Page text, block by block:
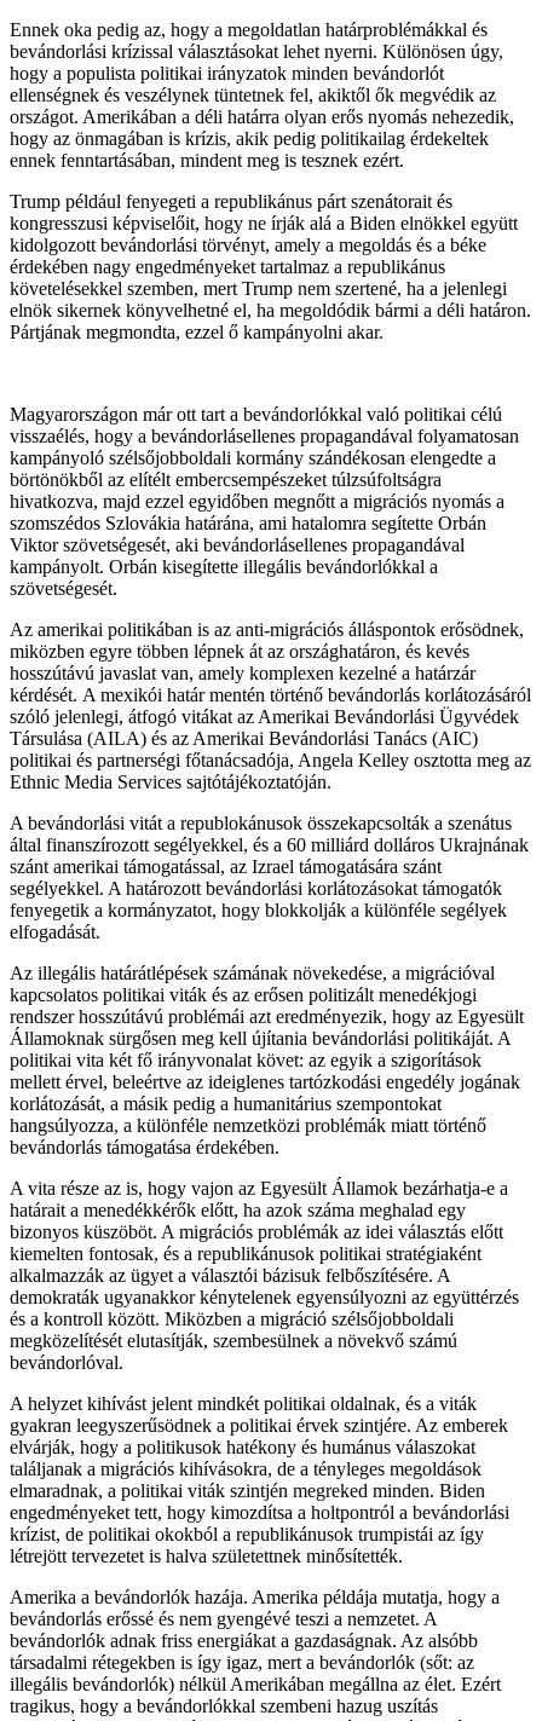
Ennek oka pedig az, hogy a megoldatlan határproblémákkal és
bevándorlási krízissal választásokat lehet nyerni. Különösen úgy,
hogy a populista politikai irányzatok minden bevándorlót
ellenségnek és veszélynek tüntetnek fel, akiktől ők megvédik az
országot. Amerikában a déli határra olyan erős nyomás nehezedik,
hogy az önmagában is krízis, akik pedig politikailag érdekeltek
ennek fenntartásában, mindent meg is tesznek ezért.
Trump például fenyegeti a republikánus párt szenátorait és
kongresszusi képviselőit, hogy ne írják alá a Biden elnökkel együtt
kidolgozott bevándorlási törvényt, amely a megoldás és a béke
érdekében nagy engedményeket tartalmaz a republikánus
követelésekkel szemben, mert Trump nem szertené, ha a jelenlegi
elnök sikernek könyvelhetné el, ha megoldódik bármi a déli határon.
Pártjának megmondta, ezzel ő kampányolni akar.
Magyarországon már ott tart a bevándorlókkal való politikai célú
visszaélés, hogy a bevándorlásellenes propagandával folyamatosan
kampányoló szélsőjobboldali kormány szándékosan elengedte a
börtönökből az elítélt embercsempészeket túlzsúfoltságra
hivatkozva, majd ezzel egyidőben megnőtt a migrációs nyomás a
szomszédos Szlovákia határána, ami hatalomra segítette Orbán
Viktor szövetségesét, aki bevándorlásellenes propagandával
kampányolt. Orbán kisegítette illegális bevándorlókkal a
szövetségesét.
Az amerikai politikában is az anti-migrációs álláspontok erősödnek,
miközben egyre többen lépnek át az országhatáron, és kevés
hosszútávú javaslat van, amely komplexen kezelné a határzár
kérdését. A mexikói határ mentén történő bevándorlás korlátozásáról
szóló jelenlegi, átfogó vitákat az Amerikai Bevándorlási Ügyvédek
Társulása (AILA) és az Amerikai Bevándorlási Tanács (AIC)
politikai és partnerségi főtanácsadója, Angela Kelley osztotta meg az
Ethnic Media Services sajtótájékoztatóján.
A bevándorlási vitát a republokánusok összekapcsolták a szenátus
által finanszírozott segélyekkel, és a 60 milliárd dolláros Ukrajnának
szánt amerikai támogatással, az Izrael támogatására szánt
segélyekkel. A határozott bevándorlási korlátozásokat támogatók
fenyegetik a kormányzatot, hogy blokkolják a különféle segélyek
elfogadását.
Az illegális határátlépések számának növekedése, a migrációval
kapcsolatos politikai viták és az erősen politizált menedékjogi
rendszer hosszútávú problémái azt eredményezik, hogy az Egyesült
Államoknak sürgősen meg kell újítania bevándorlási politikáját. A
politikai vita két fő irányvonalat követ: az egyik a szigorítások
mellett érvel, beleértve az ideiglenes tartózkodási engedély jogának
korlátozását, a másik pedig a humanitárius szempontokat
hangsúlyozza, a különféle nemzetközi problémák miatt történő
bevándorlás támogatása érdekében.
A vita része az is, hogy vajon az Egyesült Államok bezárhatja-e a
határait a menedékkérők előtt, ha azok száma meghalad egy
bizonyos küszöböt. A migrációs problémák az idei választás előtt
kiemelten fontosak, és a republikánusok politikai stratégiaként
alkalmazzák az ügyet a választói bázisuk felbőszítésére. A
demokraták ugyanakkor kénytelenek egyensúlyozni az együttérzés
és a kontroll között. Miközben a migráció szélsőjobboldali
megközelítését elutasítják, szembesülnek a növekvő számú
bevándorlóval.
A helyzet kihívást jelent mindkét politikai oldalnak, és a viták
gyakran leegyszerűsödnek a politikai érvek szintjére. Az emberek
elvárják, hogy a politikusok hatékony és humánus válaszokat
találjanak a migrációs kihívásokra, de a tényleges megoldások
elmaradnak, a politikai viták szintjén megreked minden. Biden
engedményeket tett, hogy kimozdítsa a holtpontról a bevándorlási
krízist, de politikai okokból a republikánusok trumpistái az így
létrejött tervezetet is halva születettnek minősítették.
Amerika a bevándorlók hazája. Amerika példája mutatja, hogy a
bevándorlás erőssé és nem gyengévé teszi a nemzetet. A
bevándorlók adnak friss energiákat a gazdaságnak. Az alsóbb
társadalmi rétegekben is így igaz, mert a bevándorlók (sőt: az
illegális bevándorlók) nélkül Amerikában megállna az élet. Ezért
tragikus, hogy a bevándorlókkal szembeni hazug uszítás